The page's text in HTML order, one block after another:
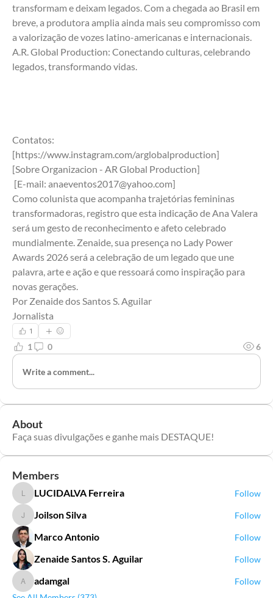
transformam e deixam legados. Com a chegada ao Brasil em
breve, a produtora amplia ainda mais seu compromisso com
a valorização de vozes latino-americanas e internacionais.
A.R. Global Production: Conectando culturas, celebrando
legados, transformando vidas.
Contatos:
[https://www.instagram.com/arglobalproduction]
[Sobre Organizacion - AR Global Production]
[E-mail: anaeventos2017@yahoo.com]
Como colunista que acompanha trajetórias femininas
transformadoras, registro que esta indicação de Ana Valera
será um gesto de reconhecimento e afeto celebrado
mundialmente. Zenaide, sua presença no Lady Power
Awards 2026 será a celebração de um legado que une
palavra, arte e ação e que ressoará como inspiração para
novas gerações.
Por Zenaide dos Santos S. Aguilar
Jornalista
1
1 0 6
Write a comment...
About
Faça suas divulgações e ganhe mais DESTAQUE!
Members
LUCIDALVA Ferreira
LUCIDALVA Ferreira Follow
Joilson Silva
Joilson Silva Follow
Marco Antonio Follow
Zenaide Santos S. Aguilar Follow
adamgal
adamgal
Follow